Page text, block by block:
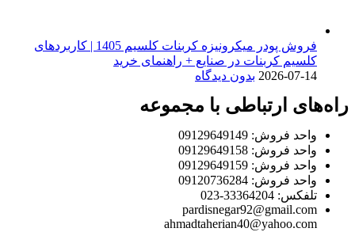
فروش پودر میکرونیزه کربنات کلسیم 1405 | کاربردهای
کلسیم کربنات در صنایع + راهنمای خرید
2026-07-14 بدون دیدگاه
راه‌های ارتباطی با مجموعه
واحد فروش: 09129649149
واحد فروش: 09129649158
واحد فروش: 09129649159
واحد فروش: 09120736284
تلفکس: 33364204-023
pardisnegar92@gmail.com
ahmadtaherian40@yahoo.com